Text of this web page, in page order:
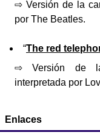
⇨ Versión de la
por The Beatles.
“The red
⇨ Versión de la
interpretada por
Enlaces